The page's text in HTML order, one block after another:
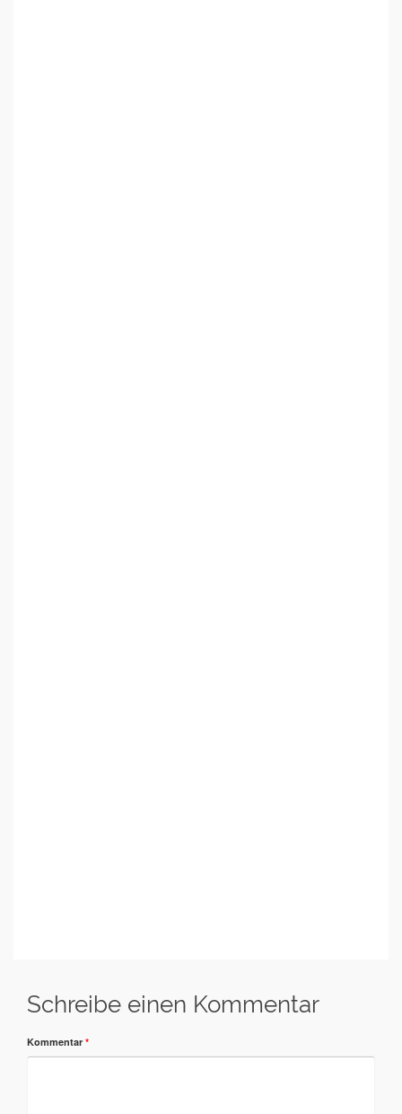
Schreibe einen Kommentar
Kommentar *